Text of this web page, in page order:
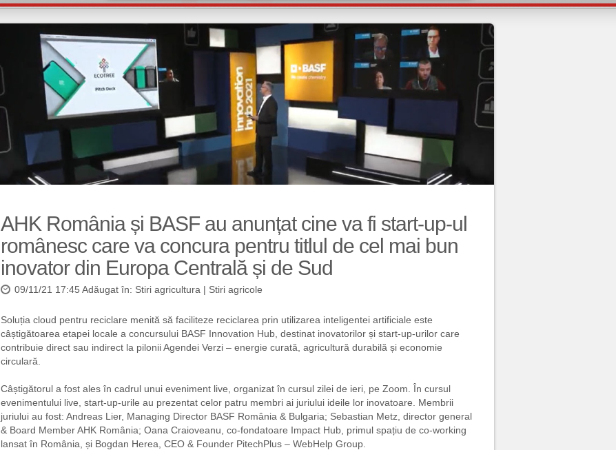
AHK România și BASF au anunțat cine va fi start-up-ul
românesc care va concura pentru titlul de cel mai bun
inovator din Europa Centrală și de Sud
09/11/21 17:45 Adăugat în: Stiri agricultura | Stiri agricole
Soluția cloud pentru reciclare menită să faciliteze reciclarea prin utilizarea inteligentei artificiale este
câștigătoarea etapei locale a concursului BASF Innovation Hub, destinat inovatorilor și start-up-urilor care
contribuie direct sau indirect la pilonii Agendei Verzi – energie curată, agricultură durabilă și economie
circulară.
Câștigătorul a fost ales în cadrul unui eveniment live, organizat în cursul zilei de ieri, pe Zoom. În cursul
evenimentului live, start-up-urile au prezentat celor patru membri ai juriului ideile lor inovatoare. Membrii
juriului au fost: Andreas Lier, Managing Director BASF România & Bulgaria; Sebastian Metz, director general
& Board Member AHK România; Oana Craioveanu, co-fondatoare Impact Hub, primul spațiu de co-working
lansat în România, și Bogdan Herea, CEO & Founder PitechPlus – WebHelp Group.